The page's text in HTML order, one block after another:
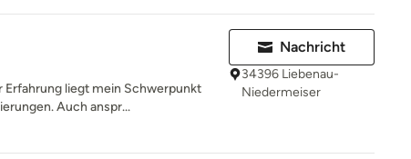
liegt mein Schwerpunkt
Auch anspr...
Nachricht
34396 Liebenau-
Niedermeiser